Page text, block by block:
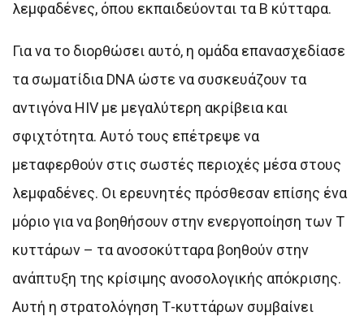
λεμφαδένες, όπου εκπαιδεύονται τα Β κύτταρα.
Για να το διορθώσει αυτό, η ομάδα επανασχεδίασε
τα σωματίδια DNA ώστε να συσκευάζουν τα
αντιγόνα HIV με μεγαλύτερη ακρίβεια και
σφιχτότητα. Αυτό τους επέτρεψε να
μεταφερθούν στις σωστές περιοχές μέσα στους
λεμφαδένες. Οι ερευνητές πρόσθεσαν επίσης ένα
μόριο για να βοηθήσουν στην ενεργοποίηση των Τ
κυττάρων – τα ανοσοκύτταρα βοηθούν στην
ανάπτυξη της κρίσιμης ανοσολογικής απόκρισης.
Αυτή η στρατολόγηση Τ-κυττάρων συμβαίνει